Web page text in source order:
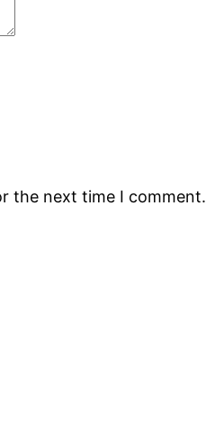
the next time I comment.